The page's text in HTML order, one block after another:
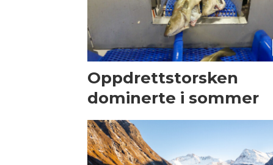
Oppdrettstorsken
dominerte i sommer